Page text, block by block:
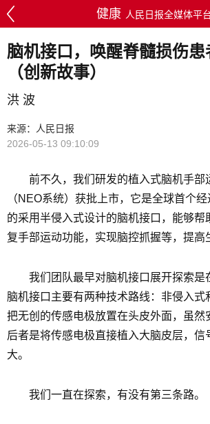
健康 人民日报全媒体平
脑机接口，唤醒脊髓损伤患
（创新故事）
洪 波
来源：人民日报
2026-05-13 09:10:09
前不久，我们研发的植入式脑机手部
（NEO系统）获批上市，它是全球首个
的采用半侵入式设计的脑机接口，能够帮
复手部运动功能，实现脑控抓握等，提高
我们团队最早对脑机接口展开探索是
脑机接口主要有两种技术路线：非侵入式
把无创的传感电极放置在头皮外面，虽然
后者是将传感电极直接植入大脑皮层，信
大。
我们一直在探索，有没有第三条路。